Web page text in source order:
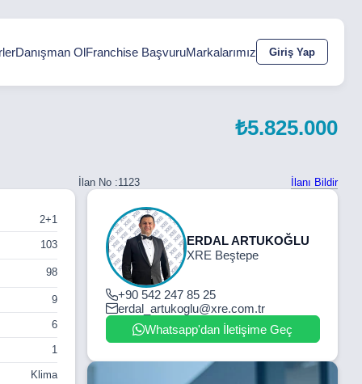
Danışman OlFranchise BaşvuruMarkalarımız Giriş Yap
₺5.825.000
İlan No :1123 İlanı Bildir
2+1
103
98
9
6
1
Klima
ERDAL ARTUKOĞLU
XRE Beştepe
+90 542 247 85 25
erdal_artukoglu@xre.com.tr
Whatsapp'dan İletişime Geç